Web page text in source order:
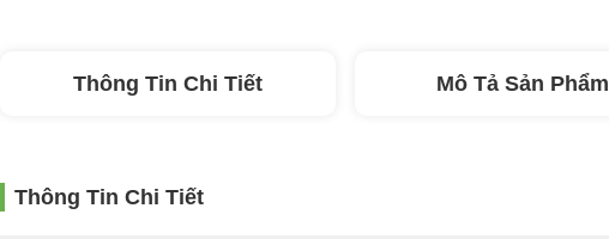
Thông Tin Chi Tiết Mô Tả Sản Phẩm
Thông Tin Chi Tiết